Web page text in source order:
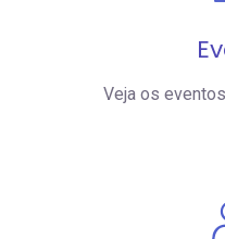
Veja os